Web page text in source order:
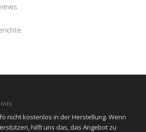
nicht kostenlos in der Herstellung. Wenn
hilft uns das, das Angebot zu